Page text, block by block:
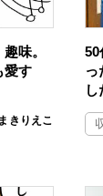
味。
愛す
まきりえこ
50
っ
し